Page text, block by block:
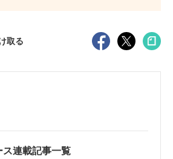
取る
連載記事一覧